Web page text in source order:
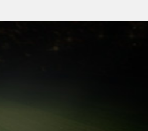
الرئيسية